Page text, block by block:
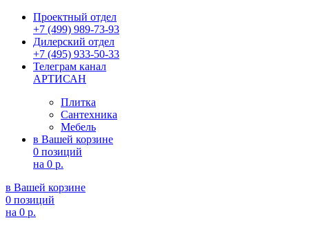
Проектный отдел
+7 (499) 989-73-93
Дилерский отдел
+7 (495) 933-50-33
Телеграм канал
АРТИСАН
Плитка
Сантехника
Мебель
в Вашей корзине
0 позиций
на 0 р.
в Вашей корзине
0 позиций
на 0 р.